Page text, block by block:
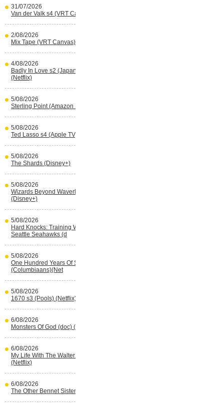
31/07/2026
Van der Valk s4 (VRT Canvas)
2/08/2026
Mix Tape (VRT Canvas)
4/08/2026
Badly In Love s2 (Japans) (reality)
(Netflix)
5/08/2026
Sterling Point (Amazon Prime Video)
5/08/2026
Ted Lasso s4 (Apple TV)
5/08/2026
The Shards (Disney+)
5/08/2026
Wizards Beyond Waverly Place s3
(Disney+)
5/08/2026
Hard Knocks: Training With The
Seattle Seahawks (d
5/08/2026
One Hundred Years Of Solitude s2
(Columbiaans)(Net
5/08/2026
1670 s3 (Pools) (Netflix)
6/08/2026
Monsters Of God (doc) (HBO Max)
6/08/2026
My Life With The Walter Boys s3
(Netflix)
6/08/2026
The Other Bennet Sister (HBO Max)